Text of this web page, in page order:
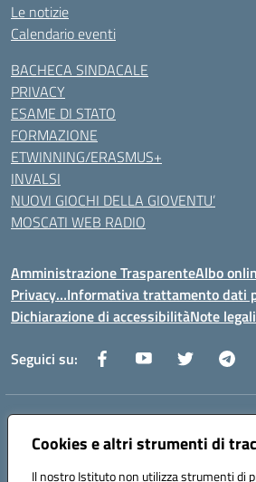
Cookies e altri strumenti di
Il nostro Istituto non utilizza strumenti di
Le notizie
Calendario eventi
BACHECA SINDACALE
PRIVACY
ESAME DI STATO
FORMAZIONE
ETWINNING/ERASMUS+
INVALSI
NUOVI GIOCHI DELLA GIOVENTU’
MOSCATI WEB RADIO
Amministrazione TrasparenteAlbo
Privacy…Informativa trattamento dati
Dichiarazione di accessibilitàNote legali
Seguici su:
Indirizzo:
Centralino:089 201032 Email: